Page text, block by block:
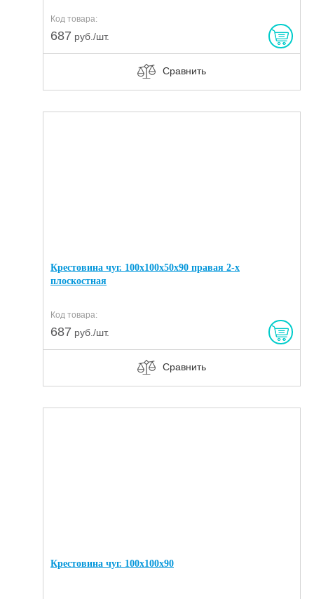
Код товара:
687 руб./шт.
Сравнить
Крестовина чуг. 100х100х50х90 правая 2-х
плоскостная
Код товара:
687 руб./шт.
Сравнить
Крестовина чуг. 100х100х90